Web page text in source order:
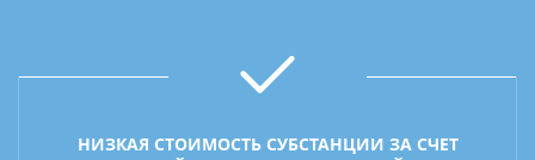
НИЗКАЯ СТОИМОСТЬ СУБСТАНЦИИ ЗА СЧЕТ